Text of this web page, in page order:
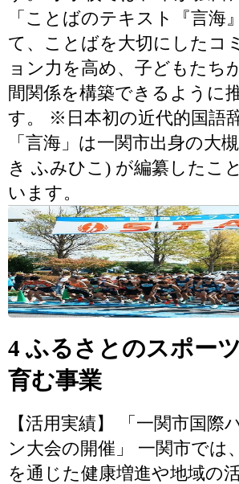
「ことばのテキスト『言海
て、ことばを大切にしたコ
ョン力を高め、子どもたち
間関係を構築できるように
す。 ※日本初の近代的国語
「言海」は一関市出身の大
き ふみひこ) が編纂したこ
います。
4 ふるさとのスポー
育む事業
【活用実績】 「一関市国際
ン大会の開催」 一関市では
を通じた健康増進や地域の